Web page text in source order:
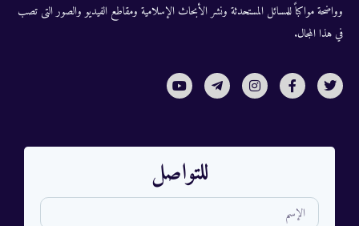
وواضحة مواكباً للمسائل المستحدثة ونشر الأبحاث الإسلامية ومقاطع الفيديو والصور التى تصب
في هذا المجال.
للتواصل